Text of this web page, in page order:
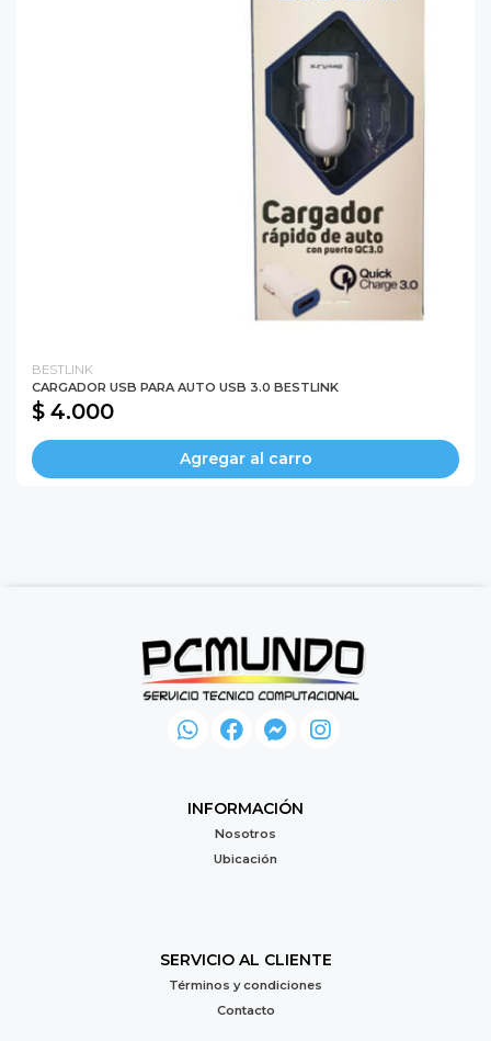
BESTLINK
CARGADOR USB PARA AUTO USB 3.0 BESTLINK
$ 4.000
Agregar al carro
INFORMACIÓN
Nosotros
Ubicación
SERVICIO AL CLIENTE
Términos y condiciones
Contacto